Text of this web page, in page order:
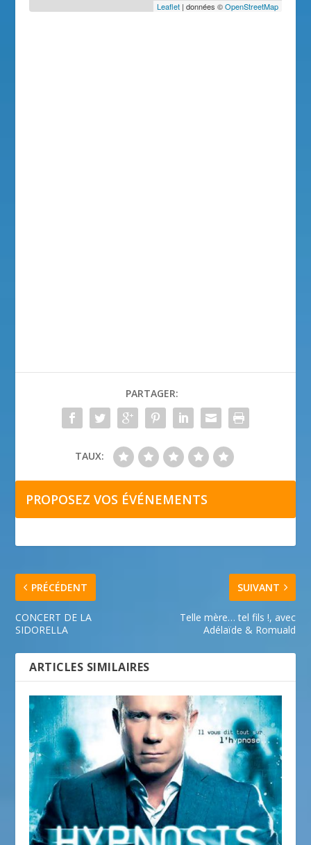
Leaflet| données ©OpenStreetMap
PARTAGER:
TAUX:
PROPOSEZ VOS ÉVÉNEMENTS
PRÉCÉDENT
CONCERT DE LA
SIDORELLA
SUIVANT
Telle mère… tel fils !, avec
Adélaïde & Romuald
ARTICLES SIMILAIRES